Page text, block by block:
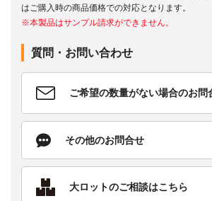
はご購入時の商品価格での対応となります。
※本製品はサンプル請求ができません。
質問・お問い合わせ
ご希望の数量がない場合のお問
その他のお問合せ
大ロットのご相談はこちら